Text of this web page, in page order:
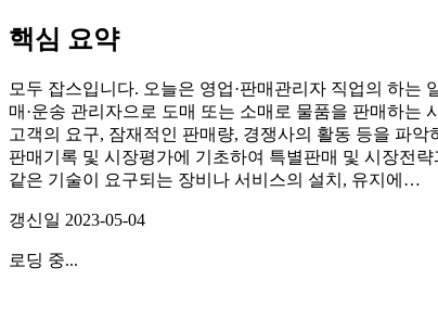
핵심 요약
모두 잡스입니다. 오늘은 영업·판매관리자 직업의 하는
매·운송 관리자으로 도매 또는 소매로 물품을 판매하는
고객의 요구, 잠재적인 판매량, 경쟁사의 활동 등을 파
판매기록 및 시장평가에 기초하여 특별판매 및 시장전
같은 기술이 요구되는 장비나 서비스의 설치, 유지에…
갱신일 2023-05-04
로딩 중...